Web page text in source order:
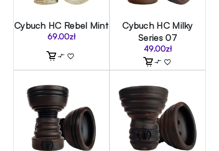
Cybuch HC Rebel Mint
69.00zł
Cybuch HC Milky
Series 07
49.00zł